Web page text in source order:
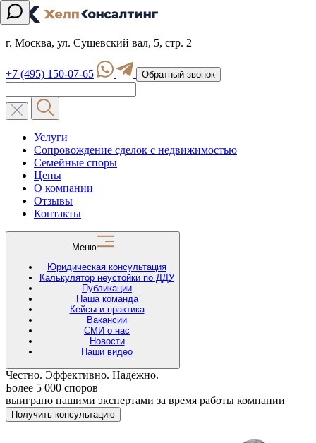
г. Москва, ул. Сущевский вал, 5, стр. 2
+7 (495) 150-07-65 Обратный звонок
Услуги
Сопровождение сделок с недвижимостью
Семейные споры
Цены
О компании
Отзывы
Контакты
Меню
Юридическая консультация
Калькулятор неустойки по ДДУ
Публикации
Наша команда
Кейсы и практика
Вакансии
СМИ о нас
Новости
Наши видео
Честно. Эффективно. Надёжно.
Более 5 000 споров
выиграно нашими экспертами за время работы компании
Получить консультацию